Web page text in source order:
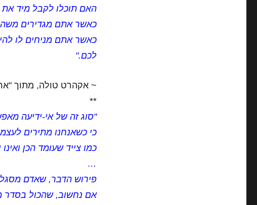
האם תוכלו לקבל מיד את
כאשר אתם מגדירים
כאשר אתם מניחים לו
לכם."
~ אקהרט טולה, מתוך
**
"סוג זה של אי-ידיעה
כי כשאנחנו מתירים
כמו צייד שעומד הכן
…
פירוש הדבר, שאדם
אם נחשוב, שהכול בסדר